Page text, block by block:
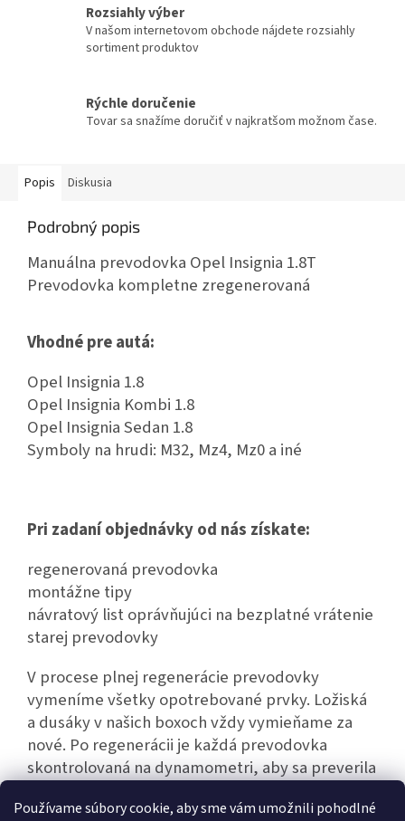
Používame súbory cookie, aby sme vám umožnili pohodlné
Rozsiahly výber
V našom internetovom obchode nájdete rozsiahly
sortiment produktov
Rýchle doručenie
Tovar sa snažíme doručiť v najkratšom možnom čase.
Popis Diskusia
Podrobný popis
Manuálna prevodovka Opel Insignia 1.8T
Prevodovka kompletne zregenerovaná
Vhodné pre autá:
Opel Insignia 1.8
Opel Insignia Kombi 1.8
Opel Insignia Sedan 1.8
Symboly na hrudi: M32, Mz4, Mz0 a iné
Pri zadaní objednávky od nás získate:
regenerovaná prevodovka
montážne tipy
návratový list oprávňujúci na bezplatné vrátenie
starej prevodovky
V procese plnej regenerácie prevodovky
vymeníme všetky opotrebované prvky. Ložiská
a dusáky v našich boxoch vždy vymieňame za
nové. Po regenerácii je každá prevodovka
skontrolovaná na dynamometri, aby sa preverila